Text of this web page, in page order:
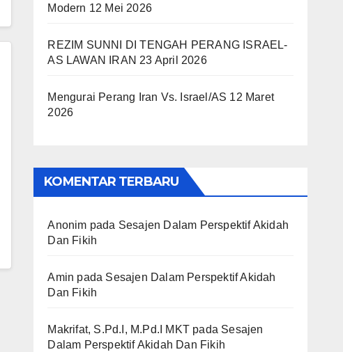
Modern 12 Mei 2026
REZIM SUNNI DI TENGAH PERANG ISRAEL-
AS LAWAN IRAN 23 April 2026
Mengurai Perang Iran Vs. Israel/AS 12 Maret
2026
KOMENTAR TERBARU
Anonim pada Sesajen Dalam Perspektif Akidah
Dan Fikih
Amin pada Sesajen Dalam Perspektif Akidah
Dan Fikih
Makrifat, S.Pd.I, M.Pd.I MKT pada Sesajen
Dalam Perspektif Akidah Dan Fikih